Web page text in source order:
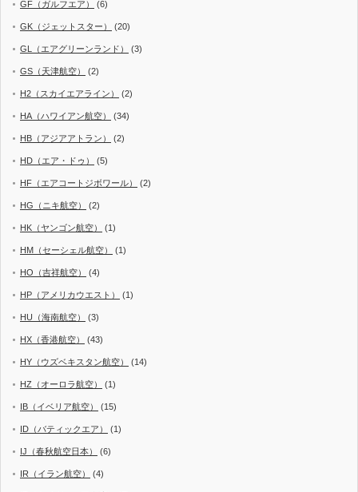
GF（ガルフエア） (6)
GK（ジェットスター） (20)
GL（エアグリーンランド） (3)
GS（天津航空） (2)
H2（スカイエアライン） (2)
HA（ハワイアン航空） (34)
HB（アジアアトラン） (2)
HD（エア・ドゥ） (5)
HF（エアコートジボワール） (2)
HG（ニキ航空） (2)
HK（ヤンゴン航空） (1)
HM（セーシェル航空） (1)
HO（吉祥航空） (4)
HP（アメリカウエスト） (1)
HU（海南航空） (3)
HX（香港航空） (43)
HY（ウズベキスタン航空） (14)
HZ（オーロラ航空） (1)
IB（イベリア航空） (15)
ID（バティックエア） (1)
IJ（春秋航空日本） (6)
IR（イラン航空） (4)